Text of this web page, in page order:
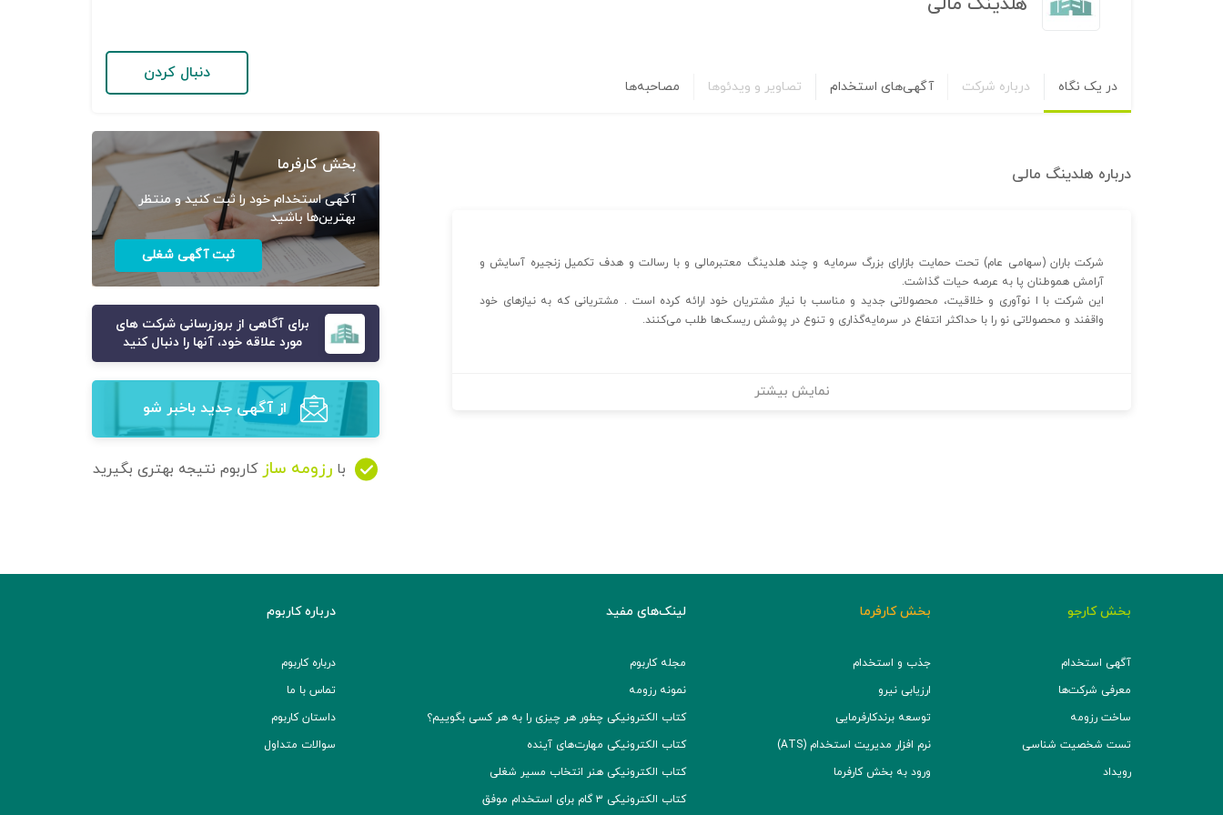
در یک نگاه درباره شرکت آگهی‌های استخدام تصاویر و ویدئوها مصاحبه‌ها
دنبال کردن
درباره هلدینگ مالی
شرکت باران (سهامی عام) تحت حمایت بازارای بزرگ سرمایه و چند هلدینگ معتبرمالی و با رسالت و هدف تکمیل زنجیره آسایش و
آرامش هموطنان پا به عرصه حیات گذاشت.
این شرکت با ا نوآوری و خلاقیت، محصولاتی جدید و مناسب با نیاز مشتریان خود ارائه کرده است . مشتریانی که به نیازهای خود
واقفند و محصولاتی نو را با حداکثر انتفاع در سرمایه‌‌گذاری و تنوع در پوشش ریسک‌ها طلب می‌کنند.
نمایش بیشتر
بخش کارفرما
آگهی استخدام خود را ثبت کنید و منتظر
بهترین‌ها باشید
ثبت آگهی شغلی
برای آگاهی از بروزرسانی شرکت های
مورد علاقه خود، آنها را دنبال کنید
از آگهی‌ جدید باخبر شو
با رزومه ساز کاربوم نتیجه بهتری بگیرید
بخش کارجو
آگهی استخدام
معرفی شرکت‌ها
ساخت رزومه
تست شخصیت شناسی
رویداد
بخش کارفرما
جذب و استخدام
ارزیابی نیرو
توسعه برند‌کارفرمایی
نرم افزار مدیریت استخدام (ATS)
ورود به بخش کارفرما
لینک‌های مفید
مجله کاربوم
نمونه رزومه
کتاب الکترونیکی چطور هر چیزی را به هر کسی بگوییم؟
کتاب الکترونیکی مهارت‌های آینده
کتاب الکترونیکی هنر انتخاب مسیر شغلی
کتاب الکترونیکی ۳ گام برای استخدام موفق
درباره کاربوم
درباره کاربوم
تماس با ما
داستان کاربوم
سوالات متداول